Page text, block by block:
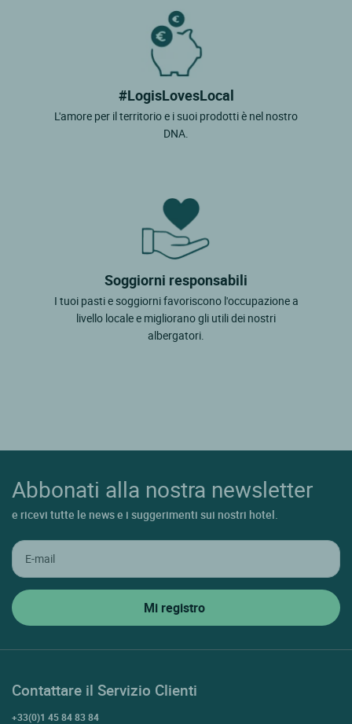
#LogisLovesLocal
L'amore per il territorio e i suoi prodotti è nel nostro
DNA.
Soggiorni responsabili
I tuoi pasti e soggiorni favoriscono l'occupazione a
livello locale e migliorano gli utili dei nostri
albergatori.
Abbonati alla nostra newsletter
e ricevi tutte le news e i suggerimenti sui nostri hotel.
Contattare il Servizio Clienti
+33(0)1 45 84 83 84